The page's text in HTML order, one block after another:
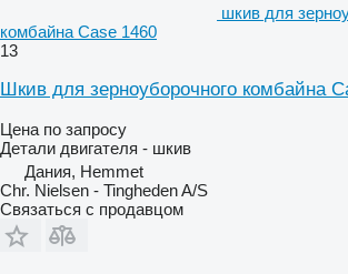
шкив для
комбайна Case 1460
13
Шкив для зерноуборочного комбайна
Цена по запросу
Детали двигателя - шкив
Дания, Hemmet
Chr. Nielsen - Tingheden A/S
Связаться с продавцом